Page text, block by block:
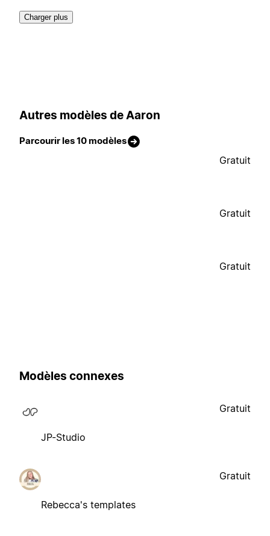
Charger plus
Autres modèles de Aaron
Parcourir les 10 modèles
Gratuit
Gratuit
Gratuit
Modèles connexes
JP-Studio
Gratuit
Rebecca's templates
Gratuit